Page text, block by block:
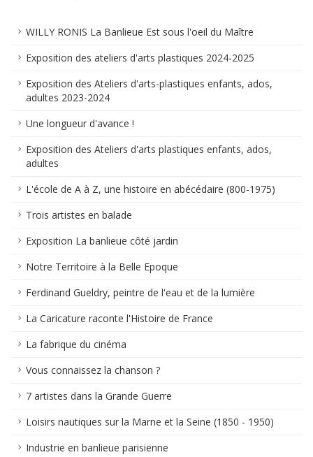
WILLY RONIS La Banlieue Est sous l'oeil du Maître
Exposition des ateliers d'arts plastiques 2024-2025
Exposition des Ateliers d'arts-plastiques enfants, ados,
adultes 2023-2024
Une longueur d'avance !
Exposition des Ateliers d'arts plastiques enfants, ados,
adultes
L'école de A à Z, une histoire en abécédaire (800-1975)
Trois artistes en balade
Exposition La banlieue côté jardin
Notre Territoire à la Belle Epoque
Ferdinand Gueldry, peintre de l'eau et de la lumière
La Caricature raconte l'Histoire de France
La fabrique du cinéma
Vous connaissez la chanson ?
7 artistes dans la Grande Guerre
Loisirs nautiques sur la Marne et la Seine (1850 - 1950)
Industrie en banlieue parisienne